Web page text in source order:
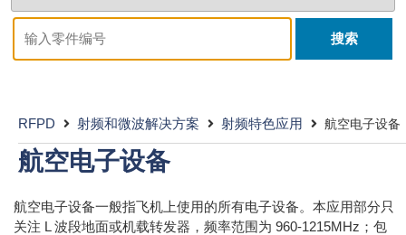
搜索
RFPD 射频和微波解决方案 射频特色应用 航空电子设备
航空电子设备
航空电子设备一般指飞机上使用的所有电子设备。本应用部分只
关注 L 波段地面或机载转发器，频率范围为 960-1215MHz；包